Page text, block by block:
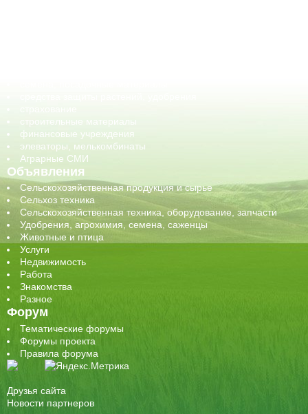
строительные материалы
финансовые учреждения
элеваторы, мелькомбинаты
Аграрные СМИ
Объявления
Сельскохозяйственная продукция и сырье
Сельхоз техника
Сельскохозяйственная техника, оборудование, запчасти
Удобрения, агрохимия, семена, саженцы
Животные и птица
Услуги
Недвижимость
Работа
Знакомства
Разное
Форум
Тематические форумы
Форумы проекта
Правила форума
Друзья сайта
Новости партнеров